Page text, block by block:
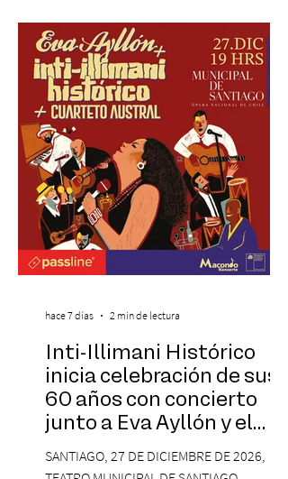
una nueva atracción a su oferta
gastronómica y turística con la apertura de
Cinema, un restaurante temático
inspirado en el concepto de un museo de
Hollywood, que promete transportar a sus
visitantes a distintos
Inti-Illimani Histórico
inicia celebración de sus
60 años con concierto
junto a Eva Ayllón y el
Cuarteto Austral en el
Teatro Municipal de
SANTIAGO, 27 DE DICIEMBRE DE 2026,
hace 7 días 2 min de lectura